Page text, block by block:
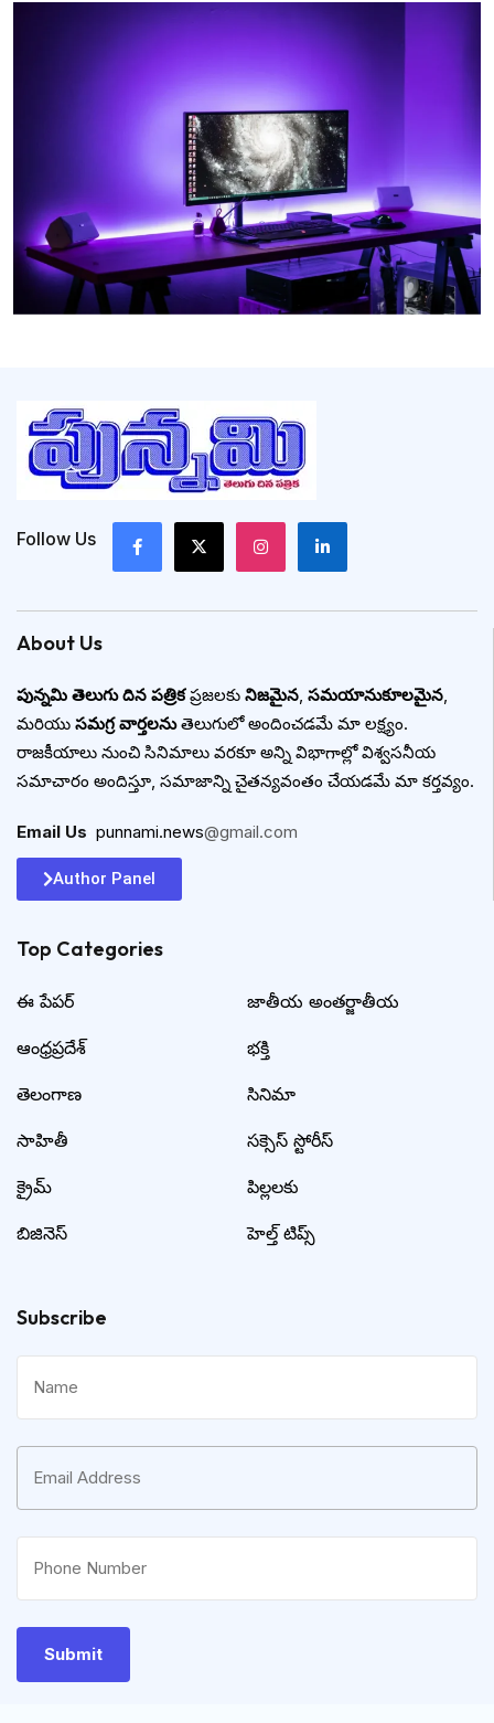
Follow Us
About Us
పున్నమి తెలుగు దిన పత్రికప్రజలకు నిజమైన, సమయానుకూలమైన,
మరియు సమగ్ర వార్తలనుతెలుగులో అందించడమే మా లక్ష్యం.
రాజకీయాలు నుంచి సినిమాలు వరకూ అన్ని విభాగాల్లో విశ్వసనీయ
సమాచారం అందిస్తూ, సమాజాన్ని చైతన్యవంతం చేయడమే మా కర్తవ్యం.
Email Us punnami.news@gmail.com
Author Panel
Top Categories​
ఈ పేపర్
ఆంధ్రప్రదేశ్
తెలంగాణ
సాహితీ
క్రైమ్
బిజినెస్
జాతీయ అంతర్జాతీయ
భక్తి
సినిమా
సక్సెస్ స్టోరీస్
పిల్లలకు
హెల్త్ టిప్స్
Subscribe